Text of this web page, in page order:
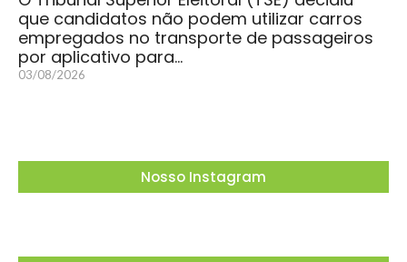
que candidatos não podem utilizar carros
empregados no transporte de passageiros
por aplicativo para…
03/08/2026
Nosso Instagram